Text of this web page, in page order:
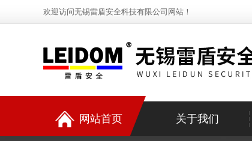
欢迎访问无锡雷盾安全科技有限公司网站！
网站首页 关于我们